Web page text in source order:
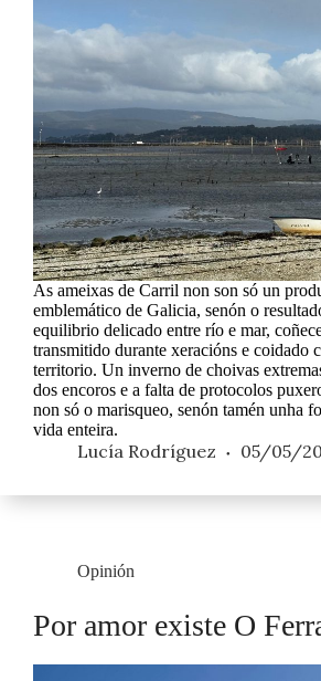
As ameixas de Carril non son só un
emblemático de Galicia, senón o
equilibrio delicado entre río e mar,
transmitido durante xeracións e coidado
territorio. Un inverno de choivas
dos encoros e a falta de protocolos
non só o marisqueo, senón tamén unha
vida enteira.
Lucía Rodríguez 05/05/
Opinión
Por amor existe O